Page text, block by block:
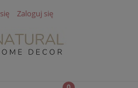
Zaloguj się